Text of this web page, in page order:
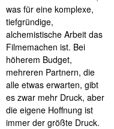
was für eine komplexe,
tiefgründige,
alchemistische Arbeit das
Filmemachen ist. Bei
höherem Budget,
mehreren Partnern, die
alle etwas erwarten, gibt
es zwar mehr Druck, aber
die eigene Hoffnung ist
immer der größte Druck.